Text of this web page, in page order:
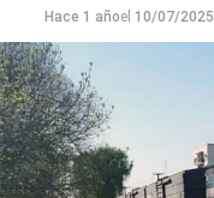
Hace 1 añoel 10/07/2025